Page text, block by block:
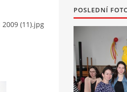
(11).jpg
POSLEDNÍ